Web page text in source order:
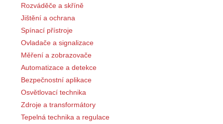
Rozváděče a skříně
Jištění a ochrana
Spínací přístroje
Ovladače a signalizace
Měření a zobrazovače
Automatizace a detekce
Bezpečnostní aplikace
Osvětlovací technika
Zdroje a transformátory
Tepelná technika a regulace